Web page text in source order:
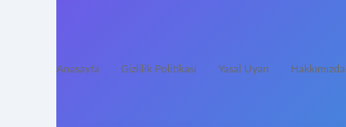
Anasayfa Gizlilik Politikası Yasal Uyarı Hakkımızda